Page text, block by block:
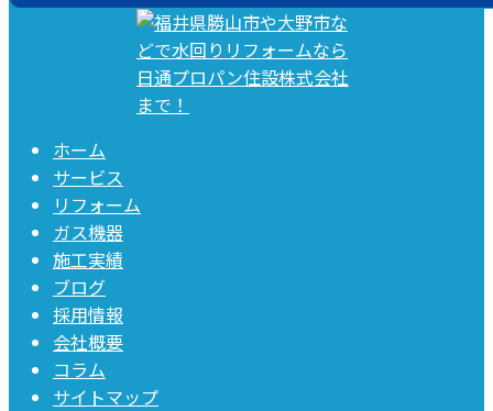
ホーム
サービス
リフォーム
ガス機器
施工実績
ブログ
採用情報
会社概要
コラム
サイトマップ